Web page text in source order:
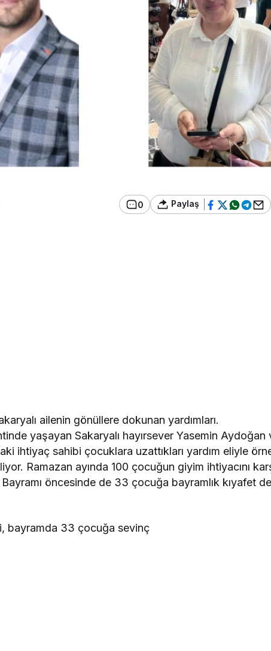
0 Paylaş
ailenin gönüllere dokunan yardımları.
yaşayan Sakaryalı hayırsever Yasemin Aydoğan
ihtiyaç sahibi çocuklara uzattıkları yardım eliyle
Ramazan ayında 100 çocuğun giyim ihtiyacını
öncesinde de 33 çocuğa bayramlık kıyafet
bayramda 33 çocuğa sevinç